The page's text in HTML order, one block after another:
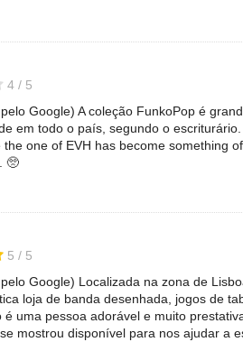
4 / 5
Google) A coleção FunkoPop é
em todo o país, segundo o
the one of EVH has become something
🥺
5 / 5
Google) Localizada na zona de
loja de banda desenhada, jogos de
é uma pessoa adorável e muito
mostrou disponível para nos ajudar a